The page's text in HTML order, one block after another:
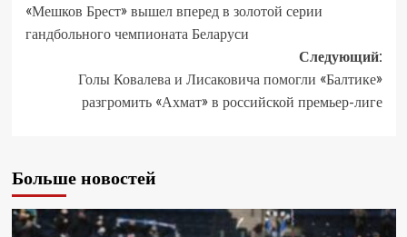
«Мешков Брест» вышел вперед в золотой серии
гандбольного чемпионата Беларуси
Следующий:
Голы Ковалева и Лисаковича помогли «Балтике»
разгромить «Ахмат» в российской премьер-лиге
Больше новостей